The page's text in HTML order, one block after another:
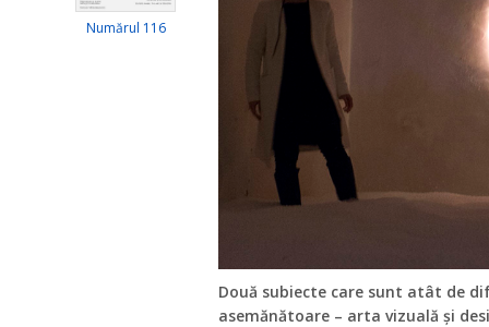
Numărul 116
Două subiecte care sunt atât de
asemănătoare – arta vizuală și